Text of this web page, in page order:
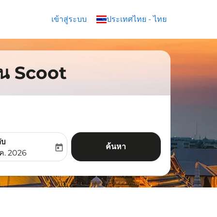
เข้าสู่ระบบ ประเทศไทย - ไทย
keyboard_arrow_down
Scoot
labelreturn-date-aria-label
. 2026
today ค้นหา